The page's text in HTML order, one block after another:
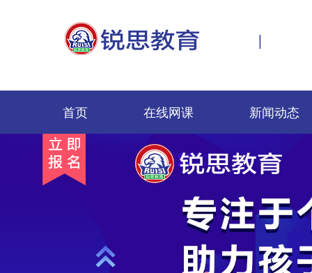
|
首页 在线网课 新闻动态